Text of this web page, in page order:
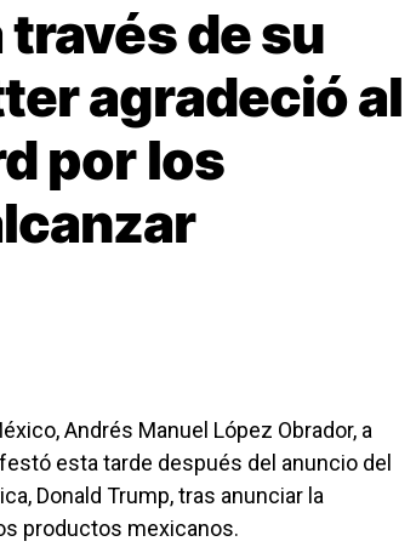
de su
agradeció al
por los
Andrés Manuel López Obrador, a
esta tarde después del anuncio del
Donald Trump, tras anunciar la
productos mexicanos.